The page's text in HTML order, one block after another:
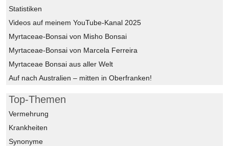
Statistiken
Videos auf meinem YouTube-Kanal 2025
Myrtaceae-Bonsai von Misho Bonsai
Myrtaceae-Bonsai von Marcela Ferreira
Myrtaceae Bonsai aus aller Welt
Auf nach Australien – mitten in Oberfranken!
Top-Themen
Vermehrung
Krankheiten
Synonyme